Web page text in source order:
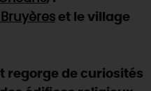
et le village
regorge de curiosités